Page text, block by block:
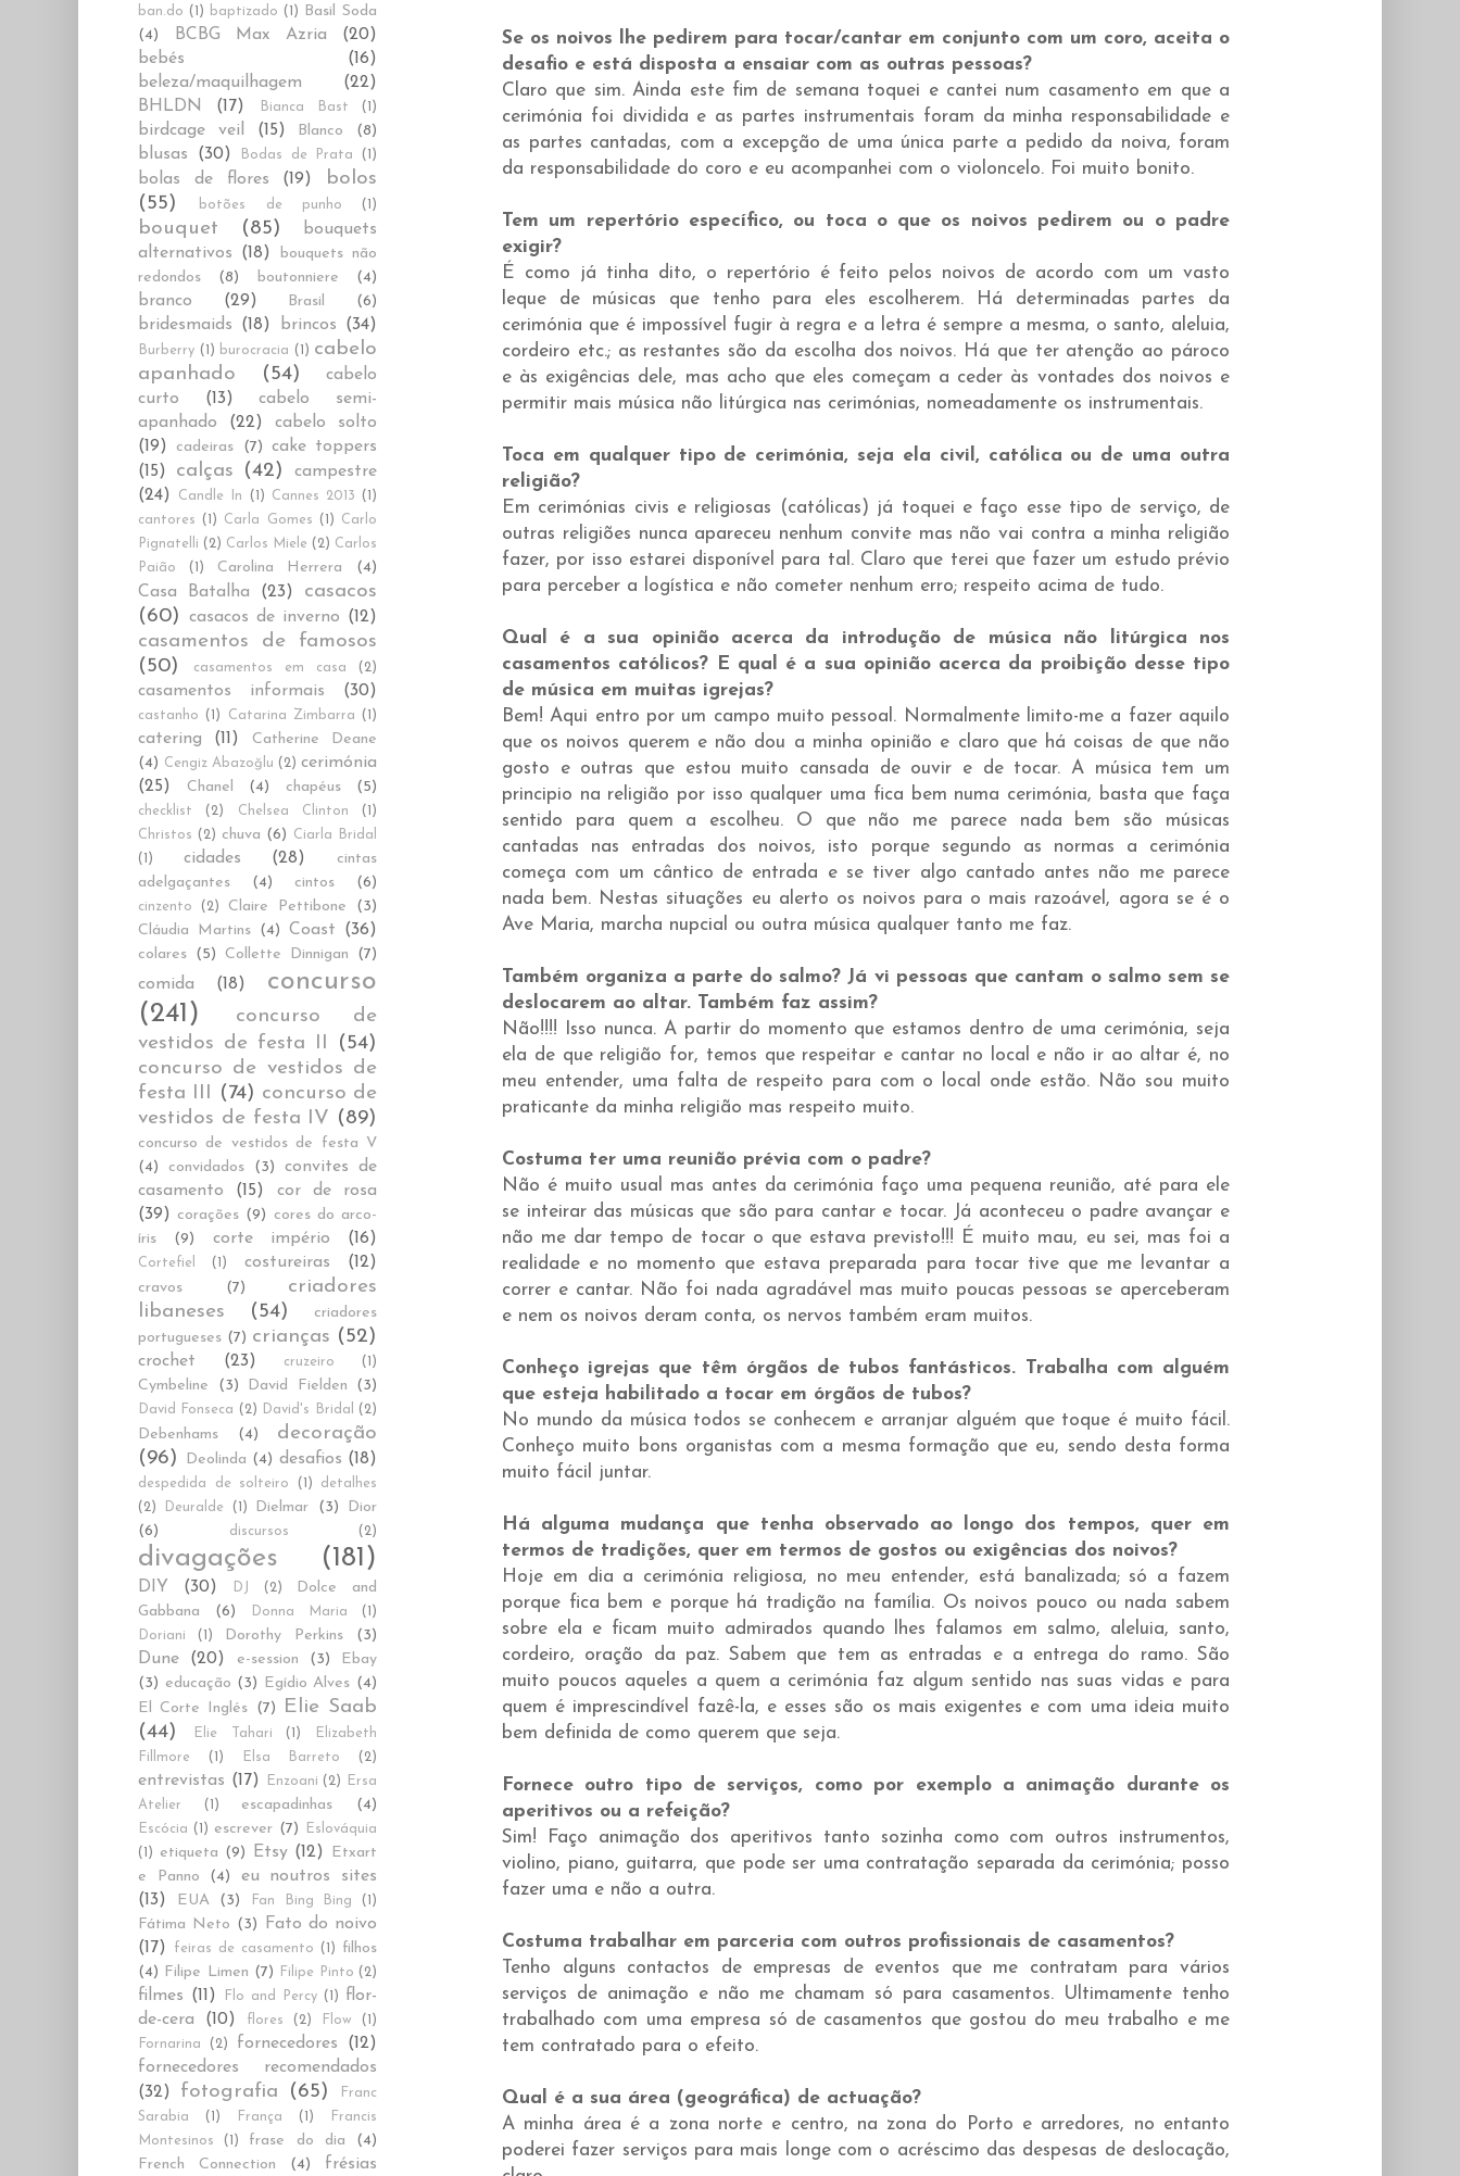
Se os noivos lhe pedirem para tocar/cantar em conjunto com um coro, aceita o
desafio e está disposta a ensaiar com as outras pessoas?
Claro que sim. Ainda este fim de semana toquei e cantei num casamento em que a
cerimónia foi dividida e as partes instrumentais foram da minha responsabilidade e
as partes cantadas, com a excepção de uma única parte a pedido da noiva, foram
da responsabilidade do coro e eu acompanhei com o violoncelo. Foi muito bonito.
Tem um repertório específico, ou toca o que os noivos pedirem ou o padre
exigir?
É como já tinha dito, o repertório é feito pelos noivos de acordo com um vasto
leque de músicas que tenho para eles escolherem. Há determinadas partes da
cerimónia que é impossível fugir à regra e a letra é sempre a mesma, o santo, aleluia,
cordeiro etc.; as restantes são da escolha dos noivos. Há que ter atenção ao pároco
e às exigências dele, mas acho que eles começam a ceder às vontades dos noivos e
permitir mais música não litúrgica nas cerimónias, nomeadamente os instrumentais.
Toca em qualquer tipo de cerimónia, seja ela civil, católica ou de uma outra
religião?
Em cerimónias civis e religiosas (católicas) já toquei e faço esse tipo de serviço, de
outras religiões nunca apareceu nenhum convite mas não vai contra a minha religião
fazer, por isso estarei disponível para tal. Claro que terei que fazer um estudo prévio
para perceber a logística e não cometer nenhum erro; respeito acima de tudo.
Qual é a sua opinião acerca da introdução de música não litúrgica nos
casamentos católicos? E qual é a sua opinião acerca da proibição desse tipo
de música em muitas igrejas?
Bem! Aqui entro por um campo muito pessoal. Normalmente limito-me a fazer aquilo
que os noivos querem e não dou a minha opinião e claro que há coisas de que não
gosto e outras que estou muito cansada de ouvir e de tocar. A música tem um
principio na religião por isso qualquer uma fica bem numa cerimónia, basta que faça
sentido para quem a escolheu. O que não me parece nada bem são músicas
cantadas nas entradas dos noivos, isto porque segundo as normas a cerimónia
começa com um cântico de entrada e se tiver algo cantado antes não me parece
nada bem. Nestas situações eu alerto os noivos para o mais razoável, agora se é o
Ave Maria, marcha nupcial ou outra música qualquer tanto me faz.
Também organiza a parte do salmo? Já vi pessoas que cantam o salmo sem se
deslocarem ao altar. Também faz assim?
Não!!!! Isso nunca. A partir do momento que estamos dentro de uma cerimónia, seja
ela de que religião for, temos que respeitar e cantar no local e não ir ao altar é, no
meu entender, uma falta de respeito para com o local onde estão. Não sou muito
praticante da minha religião mas respeito muito.
Costuma ter uma reunião prévia com o padre?
Não é muito usual mas antes da cerimónia faço uma pequena reunião, até para ele
se inteirar das músicas que são para cantar e tocar. Já aconteceu o padre avançar e
não me dar tempo de tocar o que estava previsto!!! É muito mau, eu sei, mas foi a
realidade e no momento que estava preparada para tocar tive que me levantar a
correr e cantar. Não foi nada agradável mas muito poucas pessoas se aperceberam
e nem os noivos deram conta, os nervos também eram muitos.
Conheço igrejas que têm órgãos de tubos fantásticos. Trabalha com alguém
que esteja habilitado a tocar em órgãos de tubos?
No mundo da música todos se conhecem e arranjar alguém que toque é muito fácil.
Conheço muito bons organistas com a mesma formação que eu, sendo desta forma
muito fácil juntar.
Há alguma mudança que tenha observado ao longo dos tempos, quer em
termos de tradições, quer em termos de gostos ou exigências dos noivos?
Hoje em dia a cerimónia religiosa, no meu entender, está banalizada; só a fazem
porque fica bem e porque há tradição na família. Os noivos pouco ou nada sabem
sobre ela e ficam muito admirados quando lhes falamos em salmo, aleluia, santo,
cordeiro, oração da paz. Sabem que tem as entradas e a entrega do ramo. São
muito poucos aqueles a quem a cerimónia faz algum sentido nas suas vidas e para
quem é imprescindível fazê-la, e esses são os mais exigentes e com uma ideia muito
bem definida de como querem que seja.
Fornece outro tipo de serviços, como por exemplo a animação durante os
aperitivos ou a refeição?
Sim! Faço animação dos aperitivos tanto sozinha como com outros instrumentos,
violino, piano, guitarra, que pode ser uma contratação separada da cerimónia; posso
fazer uma e não a outra.
Costuma trabalhar em parceria com outros profissionais de casamentos?
Tenho alguns contactos de empresas de eventos que me contratam para vários
serviços de animação e não me chamam só para casamentos. Ultimamente tenho
trabalhado com uma empresa só de casamentos que gostou do meu trabalho e me
tem contratado para o efeito.
Qual é a sua área (geográfica) de actuação?
A minha área é a zona norte e centro, na zona do Porto e arredores, no entanto
poderei fazer serviços para mais longe com o acréscimo das despesas de deslocação,
ban.do (1) baptizado (1)
Basil Soda
(4)
BCBG Max Azria
(20)
bebés
(16)
beleza/maquilhagem
(22)
BHLDN
(17) Bianca Bast (1)
birdcage veil (15) Blanco (8)
blusas (30) Bodas de Prata (1)
bolas de flores (19)
bolos
(55)
botões de punho (1)
bouquet (85)
bouquets
alternativos
(18)
bouquets não
redondos
(8) boutonniere (4)
branco (29) Brasil (6)
bridesmaids (18) brincos (34)
Burberry (1) burocracia (1) cabelo
apanhado
(54)
cabelo
curto
(13)
cabelo semi-
apanhado
(22)
cabelo solto
(19)
cadeiras (7) cake toppers
(15)
calças (42)
campestre
(24)
Candle In (1) Cannes 2013
(1)
cantores
(1) Carla Gomes (1)
Carlo
Pignatelli (2) Carlos Miele (2) Carlos
Paião
(1) Carolina Herrera (4)
Casa Batalha (23)
casacos
(60)
casacos de inverno (12)
casamentos de famosos
(50)
casamentos em casa (2)
casamentos informais (30)
castanho (1) Catarina Zimbarra (1)
catering (11)
Catherine Deane
(4) Cengiz Abazoğlu (2) cerimónia
(25)
Chanel (4) chapéus (5)
checklist (2) Chelsea Clinton
(1)
Christos (2) chuva (6)
Ciarla Bridal
(1)
cidades (28)
cintas
adelgaçantes
(4) cintos (6)
cinzento (2) Claire Pettibone
(3)
Cláudia Martins (4) Coast (36)
colares (5) Collette Dinnigan (7)
comida (18)
concurso
(241)
concurso de
vestidos de festa II
(54)
concurso de vestidos de
festa III
(74) concurso de
vestidos de festa IV (89)
concurso de vestidos de festa V
(4)
convidados (3)
convites de
casamento
(15)
cor de rosa
(39) corações (9) cores do arco-
íris
(9) corte império (16)
Cortefiel (1) costureiras (12)
cravos (7)
criadores
libaneses
(54)
criadores
portugueses (7) crianças (52)
crochet (23) cruzeiro (1)
Cymbeline (3) David Fielden (3)
David Fonseca (2) David's Bridal (2)
Debenhams (4)
decoração
(96)
Deolinda (4) desafios (18)
despedida de solteiro (1)
detalhes
(2)
Deuralde (1) Dielmar (3)
Dior
(6)
discursos (2)
divagações (181)
DIY (30) DJ (2)
Dolce and
Gabbana
(6) Donna Maria
(1)
Doriani
(1) Dorothy Perkins (3)
Dune (20) e-session (3)
Ebay
(3) educação (3) Egídio Alves (4)
El Corte Inglés (7)
Elie Saab
(44)
Elie Tahari (1)
Elizabeth
Fillmore
(1) Elsa Barreto (2)
entrevistas (17) Enzoani (2)
Ersa
Atelier
(1) escapadinhas (4)
Escócia (1) escrever (7)
Eslováquia
(1)
etiqueta (9) Etsy (12)
Etxart
e Panno
(4)
eu noutros sites
(13)
EUA (3) Fan Bing Bing (1)
Fátima Neto (3)
Fato do noivo
(17)
feiras de casamento (1)
filhos
(4) Filipe Limen (7) Filipe Pinto (2)
filmes (11) Flo and Percy (1)
flor-
de-cera
(10) flores (2) Flow
(1)
Fornarina
(2) fornecedores
(12)
fornecedores recomendados
(32)
fotografia (65)
Franc
Sarabia
(1) França (1)
Francis
Montesinos
(1) frase do dia
(4)
French Connection
(4) frésias